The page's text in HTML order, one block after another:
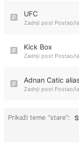
UFC
Zadnji post Postao/la
Kick Box
Zadnji post Postao/la
Adnan Catic
Zadnji post Postao/la
Prikaži teme “stare”: